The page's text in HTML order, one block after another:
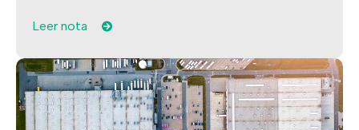
Leer nota